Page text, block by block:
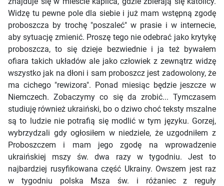
Widzę tu pewne pole dla siebie i już mam wstępną zgodę
proboszcza by trochę "poszaleć" w prasie i w internecie,
aby sytuację zmienić. Proszę tego nie odebrać jako krytykę
proboszcza, to się dzieje bezwiednie i ja też bywałem
ofiara takich układów ale jako człowiek z zewnątrz widzę
wszystko jak na dłoni i sam proboszcz jest zadowolony, że
ma cichego "rewizora". Ponad miesiąc będzie jeszcze w
Niemczech. Zobaczymy co się da zrobić... Tymczasem
studiuję również ukraiński, bo o dziwo choć teksty mszalne
są to ludzie nie potrafią się modlić w tym języku. Gorzej,
wybrzydzali gdy ogłosiłem w niedziele, że uzgodniłem z
Proboszczem i mam jego zgodę na wprowadzenie
ukraińskiej mszy św. dwa razy w tygodniu. Jest to
najbardziej rusyfikowana część Ukrainy. Owszem jest raz
w tygodniu polska Msza św. i różaniec z reguły